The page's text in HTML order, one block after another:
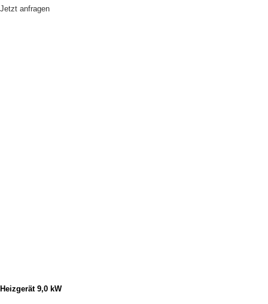
Jetzt anfragen
Heizgerät 9,0 kW